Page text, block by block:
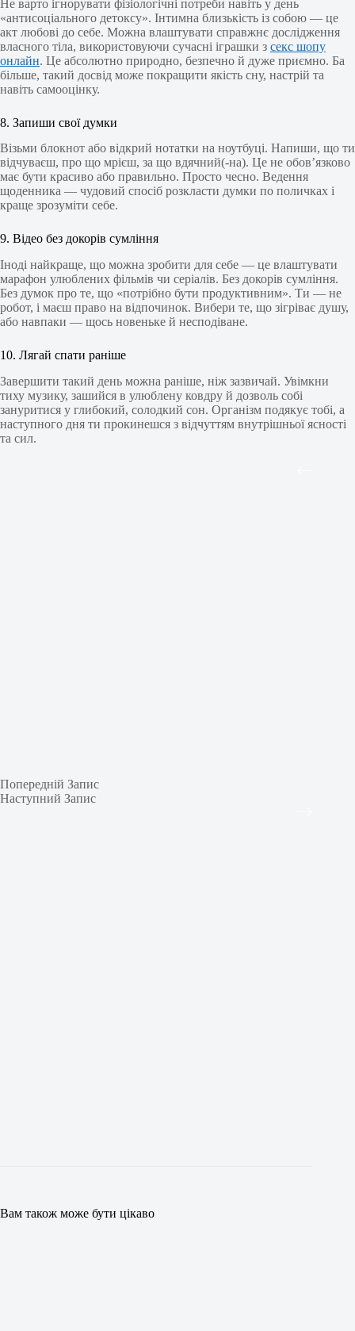
Не варто ігнорувати фізіологічні потреби навіть у день
«антисоціального детоксу». Інтимна близькість із собою — це
акт любові до себе. Можна влаштувати справжнє дослідження
власного тіла, використовуючи сучасні іграшки з секс шопу
онлайн. Це абсолютно природно, безпечно й дуже приємно. Ба
більше, такий досвід може покращити якість сну, настрій та
навіть самооцінку.
8. Запиши свої думки
Візьми блокнот або відкрий нотатки на ноутбуці. Напиши, що ти
відчуваєш, про що мрієш, за що вдячний(-на). Це не обов’язково
має бути красиво або правильно. Просто чесно. Ведення
щоденника — чудовий спосіб розкласти думки по поличках і
краще зрозуміти себе.
9. Відео без докорів сумління
Іноді найкраще, що можна зробити для себе — це влаштувати
марафон улюблених фільмів чи серіалів. Без докорів сумління.
Без думок про те, що «потрібно бути продуктивним». Ти — не
робот, і маєш право на відпочинок. Вибери те, що зігріває душу,
або навпаки — щось новеньке й несподіване.
10. Лягай спати раніше
Завершити такий день можна раніше, ніж зазвичай. Увімкни
тиху музику, зашийся в улюблену ковдру й дозволь собі
зануритися у глибокий, солодкий сон. Організм подякує тобі, а
наступного дня ти прокинешся з відчуттям внутрішньої ясності
та сил.
Попередній Запис
Наступний Запис
Вам також може бути цікаво